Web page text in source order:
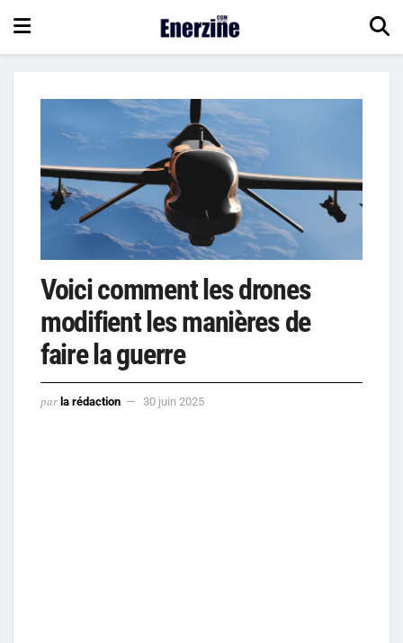
Voici comment les drones
modifient les manières de
faire la guerre
par la rédaction 30 juin 2025